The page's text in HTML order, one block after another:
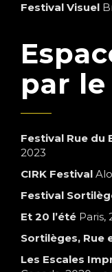
Festival Visuel
par le
Festival Rue du
2023
CIRK Festival
Festival
Et 20 l’été Paris,
Sortilèges, Rue
Les Escales